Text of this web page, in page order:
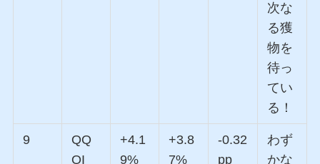
次な
る獲
物を
待っ
てい
る！
9
QQ
QI
+4.1
9%
+3.8
7%
-0.32
pp
わず
かな